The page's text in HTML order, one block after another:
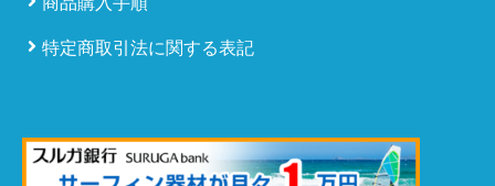
特定商取引法に関する表記